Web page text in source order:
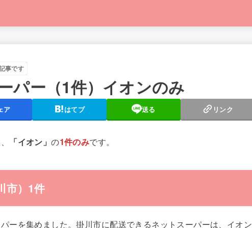
事です
パー（1件）イオンのみ
ア はてブ 送る リンク
「イオン」の1件のみです。
市）1件
ーを集めました。掛川市に配送できるネットスーパーは、イオン